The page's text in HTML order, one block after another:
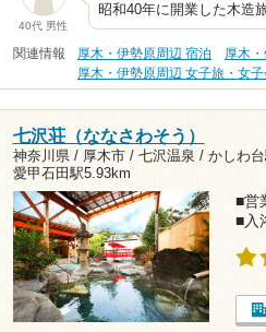
40代 男性
昭和40年に開業した木造
関連情報 厚木・伊勢原周辺 宿泊 厚木
厚木・伊勢原周辺 女子旅・女
七沢荘（ななさわそう）
神奈川県 / 厚木市 / 七沢温泉 / かしわ
愛甲石田駅5.93km
■営
■入